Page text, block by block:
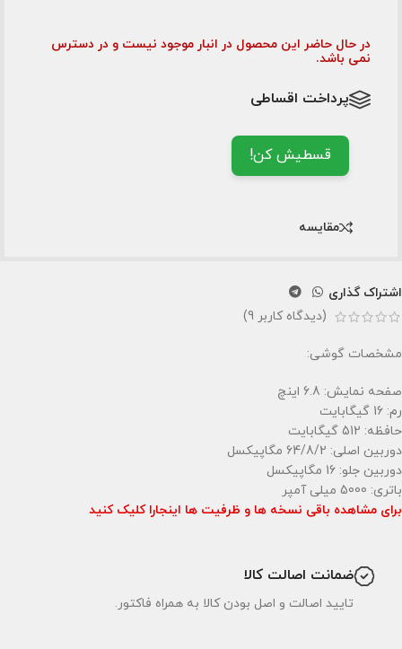
در حال حاضر این محصول در انبار موجود نیست و در دسترس
نمی باشد.
پرداخت اقساطی
قسطیش کن!
مقایسه
اشتراک گذاری
(دیدگاه کاربر 9
)
مشخصات گوشی:
صفحه نمایش: 6.8 اینچ
رم: 16 گیگابایت
حافظه: 512 گیگابایت
دوربین اصلی: 64/8/2 مگاپیکسل
دوربین جلو: 16 مگاپیکسل
باتری: 5000 میلی آمپر
برای مشاهده باقی نسخه ها و ظرفیت ها اینجارا کلیک کنید
ضمانت اصالت کالا
تایید اصالت و اصل بودن کالا به همراه فاکتور.